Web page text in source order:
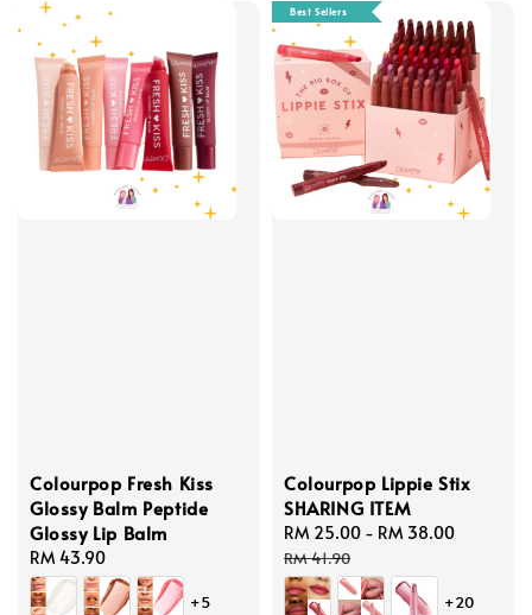
Colourpop Fresh Kiss
Glossy Balm Peptide
Glossy Lip Balm
Regular
price
RM 43.90
+5
Best Sellers
Colourpop Lippie Stix
SHARING ITEM
Sale
price
RM 25.00 - RM 38.00
RM 41.90
+20